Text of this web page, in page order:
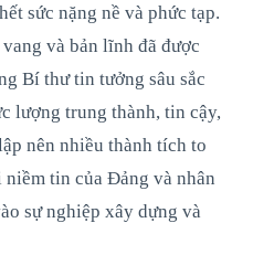
sức nặng nề và phức tạp.
và bản lĩnh đã được
Bí thư tin tưởng sâu sắc
lượng trung thành, tin cậy,
nên nhiều thành tích to
tin của Đảng và nhân
sự nghiệp xây dựng và